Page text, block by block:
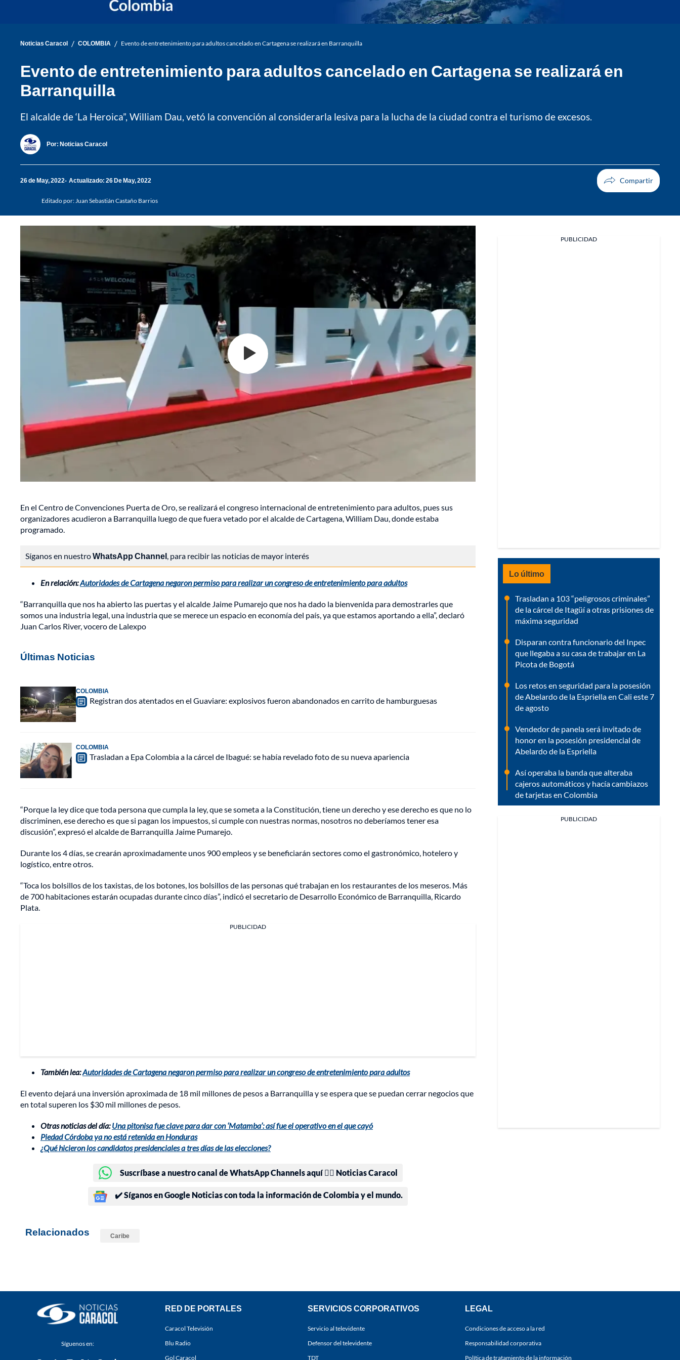
Noticias Caracol / COLOMBIA / Evento de entretenimiento para adultos cancelado en Cartagena se realizará en Barranquilla
Evento de entretenimiento para adultos cancelado en Cartagena se realizará en
Barranquilla
El alcalde de ‘La Heroica”, William Dau, vetó la convención al considerarla lesiva para la lucha de la ciudad contra el turismo de excesos.
Por: Noticias Caracol
26 de May, 2022 Actualizado: 26 De May, 2022
Editado por: Juan Sebastián Castaño Barrios
En el Centro de Convenciones Puerta de Oro, se realizará el congreso internacional de entretenimiento para adultos, pues sus
organizadores acudieron a Barranquilla luego de que fuera vetado por el alcalde de Cartagena, William Dau, donde estaba
programado.
Síganos en nuestroWhatsApp Channel, para recibir las noticias de mayor interés
En relación:Autoridades de Cartagena negaron permiso para realizar un congreso de entretenimiento para adultos
“Barranquilla que nos ha abierto las puertas y el alcalde Jaime Pumarejo que nos ha dado la bienvenida para demostrarles que
somos una industria legal, una industria que se merece un espacio en economía del país, ya que estamos aportando a ella”, declaró
Juan Carlos River, vocero de Lalexpo
Últimas Noticias
COLOMBIA
Registran dos atentados en el Guaviare: explosivos fueron abandonados en carrito de hamburguesas
COLOMBIA
Trasladan a Epa Colombia a la cárcel de Ibagué: se había revelado foto de su nueva apariencia
“Porque la ley dice que toda persona que cumpla la ley, que se someta a la Constitución, tiene un derecho y ese derecho es que no lo
discriminen, ese derecho es que si pagan los impuestos, si cumple con nuestras normas, nosotros no deberíamos tener esa
discusión”, expresó el alcalde de Barranquilla Jaime Pumarejo.
Durante los 4 días, se crearán aproximadamente unos 900 empleos y se beneficiarán sectores como el gastronómico, hotelero y
logístico, entre otros.
“Toca los bolsillos de los taxistas, de los botones, los bolsillos de las personas qué trabajan en los restaurantes de los meseros. Más
de 700 habitaciones estarán ocupadas durante cinco días”, indicó el secretario de Desarrollo Económico de Barranquilla, Ricardo
Plata.
PUBLICIDAD
También lea:Autoridades de Cartagena negaron permiso para realizar un congreso de entretenimiento para adultos
El evento dejará una inversión aproximada de 18 mil millones de pesos a Barranquilla y se espera que se puedan cerrar negocios que
en total superen los $30 mil millones de pesos.
Otras noticias del día:Una pitonisa fue clave para dar con ‘Matamba’: así fue el operativo en el que cayó
Piedad Córdoba ya no está retenida en Honduras
¿Qué hicieron los candidatos presidenciales a tres días de las elecciones?
Suscríbase a nuestro canal de WhatsApp Channels aquí 👉🏻 Noticias Caracol
✔️ Síganos en Google Noticias con toda la información de Colombia y el mundo.
Relacionados Caribe
PUBLICIDAD
Lo último
Trasladan a 103 “peligrosos criminales”
de la cárcel de Itagüí a otras prisiones de
máxima seguridad
Disparan contra funcionario del Inpec
que llegaba a su casa de trabajar en La
Picota de Bogotá
Los retos en seguridad para la posesión
de Abelardo de la Espriella en Cali este 7
de agosto
Vendedor de panela será invitado de
honor en la posesión presidencial de
Abelardo de la Espriella
Así operaba la banda que alteraba
cajeros automáticos y hacía cambiazos
de tarjetas en Colombia
PUBLICIDAD
Síguenos en:
RED DE PORTALES
Caracol Televisión
Blu Radio
Gol Caracol
SERVICIOS CORPORATIVOS
Servicio al televidente
Defensor del televidente
TDT
LEGAL
Condiciones de acceso a la red
Responsabilidad corporativa
Política de tratamiento de la información